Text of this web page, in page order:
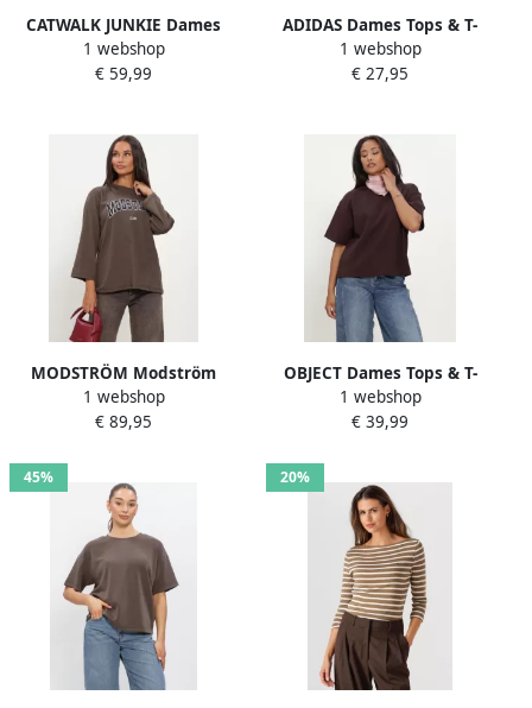
CATWALK JUNKIE Dames
Tops & T-shirts Batsleeve
Tshirt Bruin
1 webshop
€ 59,99
ADIDAS Dames Tops & T-
shirts We Min Tee Bruin
1 webshop
€ 27,95
MODSTRÖM Modström
Dames Tops & T-shirts
Bamboomd T-shirt Bruin
1 webshop
€ 89,95
OBJECT Dames Tops & T-
shirts Objandrea Re 2 4 T-
shirt Noos Bruin
1 webshop
€ 39,99
45% 20%